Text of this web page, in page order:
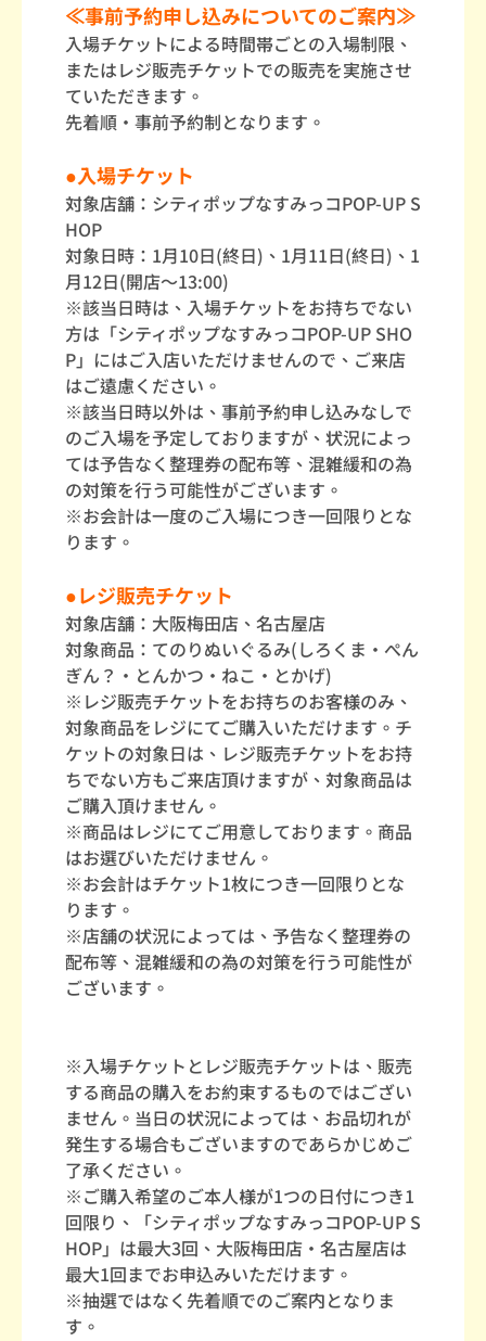
≪事前予約申し込みについてのご案内≫
入場チケットによる時間帯ごとの入場制限、
またはレジ販売チケットでの販売を実施させ
ていただきます。
先着順・事前予約制となります。
●入場チケット
対象店舗：シティポップなすみっコPOP-UP S
HOP
対象日時：1月10日(終日)、1月11日(終日)、1
月12日(開店～13:00)
※該当日時は、入場チケットをお持ちでない
方は「シティポップなすみっコPOP-UP SHO
P」にはご入店いただけませんので、ご来店
はご遠慮ください。
※該当日時以外は、事前予約申し込みなしで
のご入場を予定しておりますが、状況によっ
ては予告なく整理券の配布等、混雑緩和の為
の対策を行う可能性がございます。
※お会計は一度のご入場につき一回限りとな
ります。
●レジ販売チケット
対象店舗：大阪梅田店、名古屋店
対象商品：てのりぬいぐるみ(しろくま・ぺん
ぎん？・とんかつ・ねこ・とかげ)
※レジ販売チケットをお持ちのお客様のみ、
対象商品をレジにてご購入いただけます。チ
ケットの対象日は、レジ販売チケットをお持
ちでない方もご来店頂けますが、対象商品は
ご購入頂けません。
※商品はレジにてご用意しております。商品
はお選びいただけません。
※お会計はチケット1枚につき一回限りとな
ります。
※店舗の状況によっては、予告なく整理券の
配布等、混雑緩和の為の対策を行う可能性が
ございます。
※入場チケットとレジ販売チケットは、販売
する商品の購入をお約束するものではござい
ません。当日の状況によっては、お品切れが
発生する場合もございますのであらかじめご
了承ください。
※ご購入希望のご本人様が1つの日付につき1
回限り、「シティポップなすみっコPOP-UP S
HOP」は最大3回、大阪梅田店・名古屋店は
最大1回までお申込みいただけます。
※抽選ではなく先着順でのご案内となりま
す。